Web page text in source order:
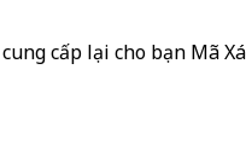
cấp lại cho bạn Mã